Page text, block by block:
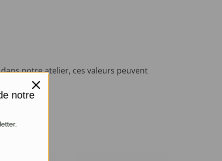
notre atelier, ces valeurs peuvent
notre